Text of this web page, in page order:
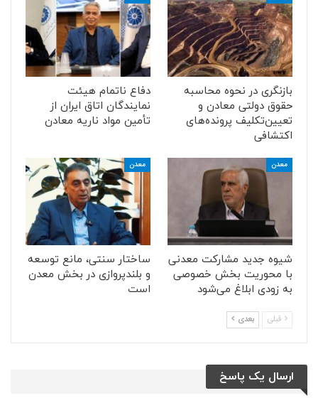
بازنگری در نحوه محاسبه
حقوق دولتی معادن و
تعیین‌تکلیف پرونده‌های
اکتشافی
دفاع ناتمام هیئت
نمایندگان اتاق ایران از
تأمین مواد ناریه معادن
معدن
شیوه جدید مشارکت معدنی
با محوریت بخش خصوصی
به زودی ابلاغ می‌شود
معدن
ساختار سنتی، مانع توسعه
و بلندپروازی در بخش معدن
است
قبلی بعدی
ارسال یک پاسخ